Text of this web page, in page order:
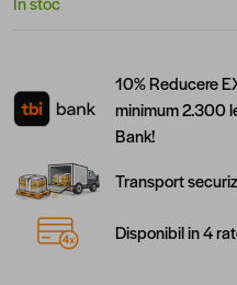
10% Reducere
minimum 2.300
Bank!
Transport
Disponibil in 4